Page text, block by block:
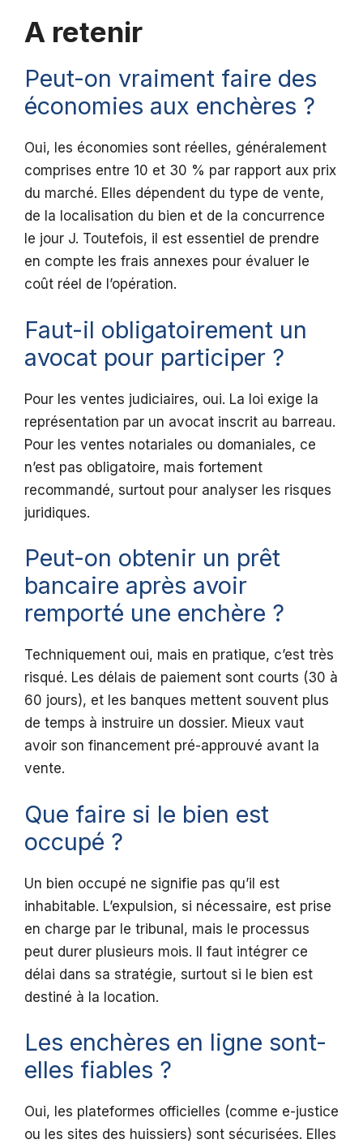
A retenir
Peut-on vraiment faire des
économies aux enchères ?
Oui, les économies sont réelles, généralement
comprises entre 10 et 30 % par rapport aux prix
du marché. Elles dépendent du type de vente,
de la localisation du bien et de la concurrence
le jour J. Toutefois, il est essentiel de prendre
en compte les frais annexes pour évaluer le
coût réel de l’opération.
Faut-il obligatoirement un
avocat pour participer ?
Pour les ventes judiciaires, oui. La loi exige la
représentation par un avocat inscrit au barreau.
Pour les ventes notariales ou domaniales, ce
n’est pas obligatoire, mais fortement
recommandé, surtout pour analyser les risques
juridiques.
Peut-on obtenir un prêt
bancaire après avoir
remporté une enchère ?
Techniquement oui, mais en pratique, c’est très
risqué. Les délais de paiement sont courts (30 à
60 jours), et les banques mettent souvent plus
de temps à instruire un dossier. Mieux vaut
avoir son financement pré-approuvé avant la
vente.
Que faire si le bien est
occupé ?
Un bien occupé ne signifie pas qu’il est
inhabitable. L’expulsion, si nécessaire, est prise
en charge par le tribunal, mais le processus
peut durer plusieurs mois. Il faut intégrer ce
délai dans sa stratégie, surtout si le bien est
destiné à la location.
Les enchères en ligne sont-
elles fiables ?
Oui, les plateformes officielles (comme e-justice
ou les sites des huissiers) sont sécurisées. Elles